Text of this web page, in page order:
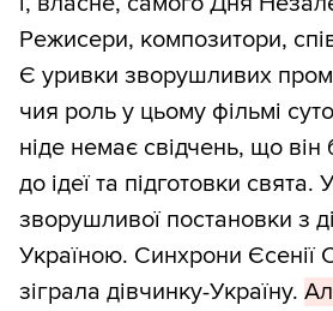
Режисери, композитори,
Є уривки зворушливих
чия роль у цьому фільмі
ніде немає свідчень, що він
до ідеї та підготовки свята.
зворушливої постановки з
Україною. Синхрони Єсенії
зіграла дівчинку-Україну.